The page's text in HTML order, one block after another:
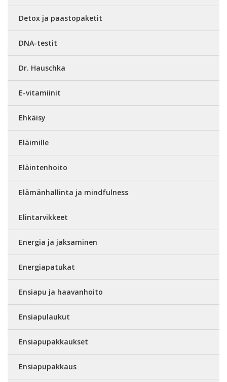
Detox ja paastopaketit
DNA-testit
Dr. Hauschka
E-vitamiinit
Ehkäisy
Eläimille
Eläintenhoito
Elämänhallinta ja mindfulness
Elintarvikkeet
Energia ja jaksaminen
Energiapatukat
Ensiapu ja haavanhoito
Ensiapulaukut
Ensiapupakkaukset
Ensiapupakkaus